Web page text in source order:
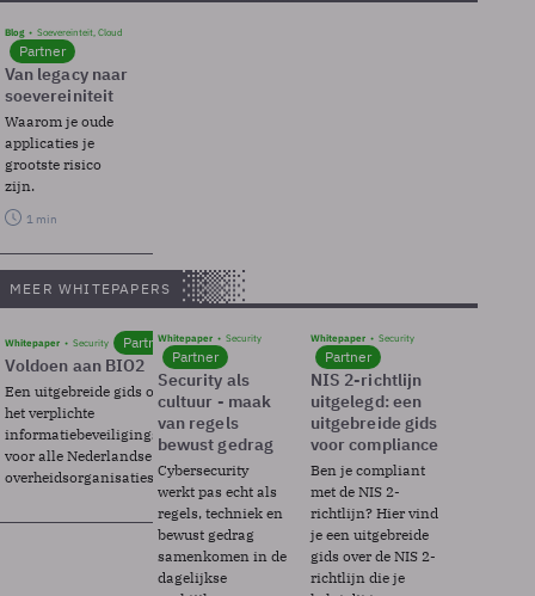
Blog Soevereinteit, Cloud
Partner
Van legacy naar
soevereiniteit
Waarom je oude
applicaties je
grootste risico
zijn.
1 min
MEER WHITEPAPERS
Whitepaper Security Partner
Voldoen aan BIO2
Een uitgebreide gids over BIO2,
het verplichte
informatiebeveiligingsframework
voor alle Nederlandse
overheidsorganisaties.
Whitepaper Security
Partner
Security als
cultuur - maak
van regels
bewust gedrag
Cybersecurity
werkt pas echt als
regels, techniek en
bewust gedrag
samenkomen in de
dagelijkse
Whitepaper Security
Partner
NIS 2-richtlijn
uitgelegd: een
uitgebreide gids
voor compliance
Ben je compliant
met de NIS 2-
richtlijn? Hier vind
je een uitgebreide
gids over de NIS 2-
richtlijn die je